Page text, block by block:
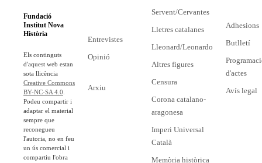
Fundació
Institut Nova
Història
Els continguts
d'aquest web estan
sota llicència
Creative Commons
BY-NC-SA 4.0
Podeu compartir i
adaptar el material
sempre que
reconegueu
l'autoria, no en feu
un ús comercial i
compartiu l'obra
Entrevistes
Opinió
Arxiu
Servent/Cervantes
Lletres catalanes
Lleonard/Leonardo
Altres figures
Censura
Corona catalano-
aragonesa
Imperi Universal
Català
Memòria històrica
Adhesions
Butlletí
d'actes
Avís legal